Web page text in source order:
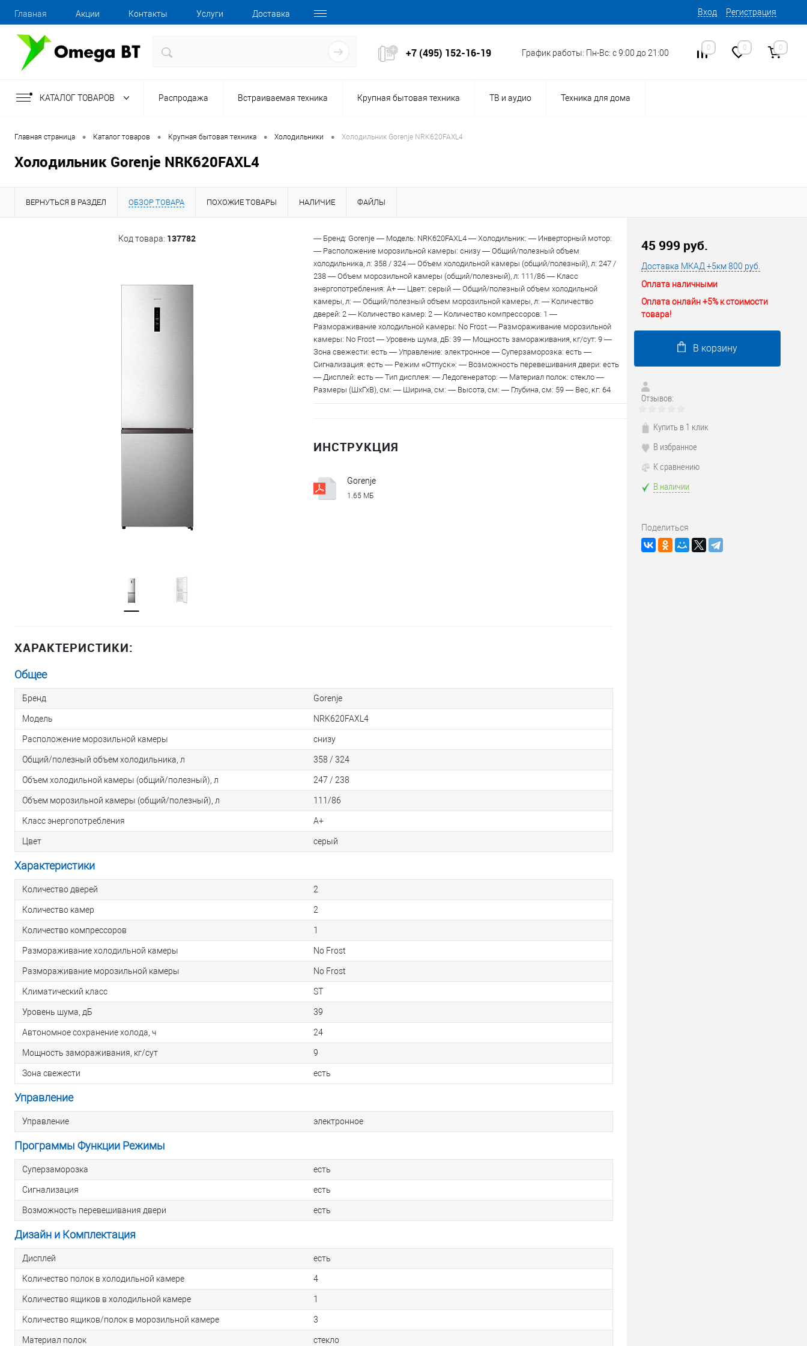
Главная Акции Контакты Услуги Доставка Вход Регистрация
+7 (495) 152-16-19 График работы: Пн-Вс: с 9:00 до 21:00
0 0 0
КАТАЛОГ ТОВАРОВ Распродажа Встраиваемая техника Крупная бытовая техника ТВ и аудио Техника для дома
Главная страница • Каталог товаров • Крупная бытовая техника • Холодильники • Холодильник Gorenje NRK620FAXL4
Холодильник Gorenje NRK620FAXL4
ВЕРНУТЬСЯ В РАЗДЕЛ ОБЗОР ТОВАРА ПОХОЖИЕ ТОВАРЫ НАЛИЧИЕ ФАЙЛЫ
Код товара: 137782 Код товара:137782
— Бренд: Gorenje — Модель: NRK620FAXL4 — Холодильник: — Инверторный мотор:
— Расположение морозильной камеры: снизу — Общий/полезный объем
холодильника, л: 358 / 324 — Объем холодильной камеры (общий/полезный), л: 247 /
238 — Объем морозильной камеры (общий/полезный), л: 111/86 — Класс
энергопотребления: A+ — Цвет: серый — Общий/полезный объем холодильной
камеры, л: — Общий/полезный объем морозильной камеры, л: — Количество
дверей: 2 — Количество камер: 2 — Количество компрессоров: 1 —
Размораживание холодильной камеры: No Frost — Размораживание морозильной
камеры: No Frost — Уровень шума, дБ: 39 — Мощность замораживания, кг/сут: 9 —
Зона свежести: есть — Управление: электронное — Суперзаморозка: есть —
Сигнализация: есть — Режим «Отпуск»: — Возможность перевешивания двери: есть
— Дисплей: есть — Тип дисплея: — Ледогенератор: — Материал полок: стекло —
Размеры (ШхГхВ), см: — Ширина, см: — Высота, см: — Глубина, см: 59 — Вес, кг: 64
ИНСТРУКЦИЯ
Gorenje
NRK620FAXL4
1.65 МБ
ХАРАКТЕРИСТИКИ:
Общее
Бренд Gorenje
Модель NRK620FAXL4
Расположение морозильной камеры снизу
Общий/полезный объем холодильника, л 358 / 324
Объем холодильной камеры (общий/полезный), л 247 / 238
Объем морозильной камеры (общий/полезный), л 111/86
Класс энергопотребления A+
Цвет серый
Характеристики
Количество дверей 2
Количество камер 2
Количество компрессоров 1
Размораживание холодильной камеры No Frost
Размораживание морозильной камеры No Frost
Климатический класс ST
Уровень шума, дБ 39
Автономное сохранение холода, ч 24
Мощность замораживания, кг/сут 9
Зона свежести есть
Управление
Управление электронное
Программы Функции Режимы
Суперзаморозка есть
Сигнализация есть
Возможность перевешивания двери есть
Дизайн и Комплектация
Дисплей есть
Количество полок в холодильной камере 4
Количество ящиков в холодильной камере 1
Количество ящиков/полок в морозильной камере 3
Материал полок стекло
45 999 руб.
Доставка МКАД +5км 800 руб.
Оплата наличными
Оплата онлайн +5% к стоимости
товара!
В корзину
Отзывов:
Купить в 1 клик
В избранное
К сравнению
В наличии
Поделиться